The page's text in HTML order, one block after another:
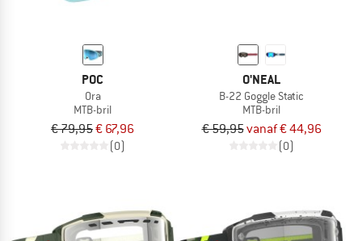
POC
Ora
MTB-bril
€ 79,95€ 67,96
(0)
O'NEAL
B-22 Goggle Static
MTB-bril
€ 59,95vanaf € 44,96
(0)